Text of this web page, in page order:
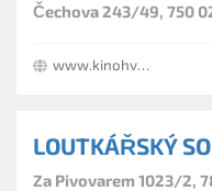
Čechova 243/49, 750
www.kinohvezda.cz
LOUTKÁŘSKÝ
Za Pivovarem 1023/2,